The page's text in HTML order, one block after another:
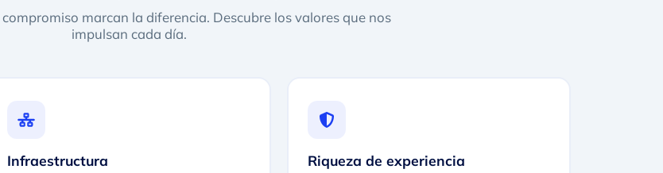
marcan la diferencia. Descubre los valores que nos
impulsan cada día.
Infraestructura Riqueza de experiencia